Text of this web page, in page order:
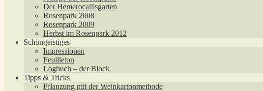
Der Hemerocallisgarten
Rosenpark 2008
Rosenpark 2009
Herbst im Rosenpark 2012
Schöngeistiges
Impressionen
Feuilleton
Logbuch – der Block
Tipps & Tricks
Pflanzung mit der Weinkartonmethode